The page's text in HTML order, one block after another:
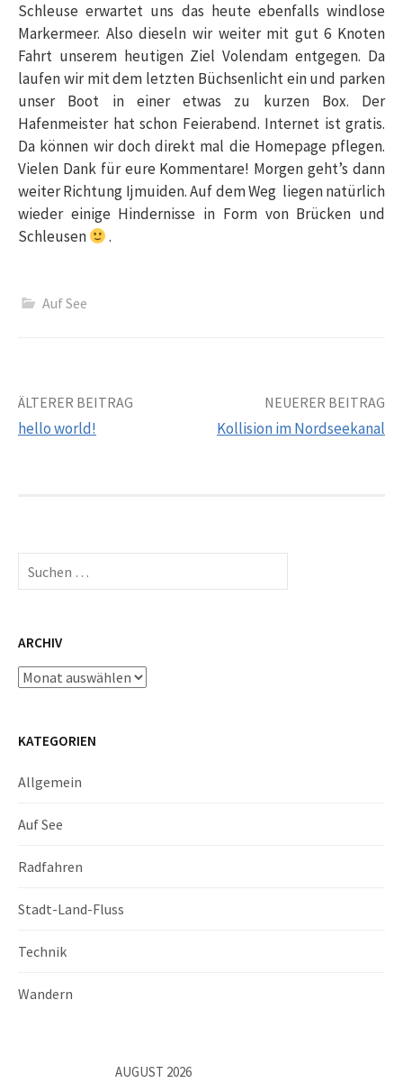
Schleuse erwartet uns das heute ebenfalls windlose
Markermeer. Also dieseln wir weiter mit gut 6 Knoten
Fahrt unserem heutigen Ziel Volendam entgegen. Da
laufen wir mit dem letzten Büchsenlicht ein und parken
unser Boot in einer etwas zu kurzen Box. Der
Hafenmeister hat schon Feierabend. Internet ist gratis.
Da können wir doch direkt mal die Homepage pflegen.
Vielen Dank für eure Kommentare! Morgen geht’s dann
weiter Richtung Ijmuiden. Auf dem Weg liegen natürlich
wieder einige Hindernisse in Form von Brücken und
Schleusen
.
Auf See
Beitrags-
ÄLTERER BEITRAG
hello world!
NEUERER BEITRAG
Kollision im Nordseekanal
Suchen
nach:
ARCHIV
Archiv
KATEGORIEN
Allgemein
Auf See
Radfahren
Stadt-Land-Fluss
Technik
Wandern
AUGUST 2026